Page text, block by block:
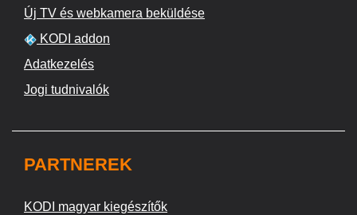
Új TV és webkamera beküldése
KODI addon
Adatkezelés
Jogi tudnivalók
PARTNEREK
KODI magyar kiegészítők